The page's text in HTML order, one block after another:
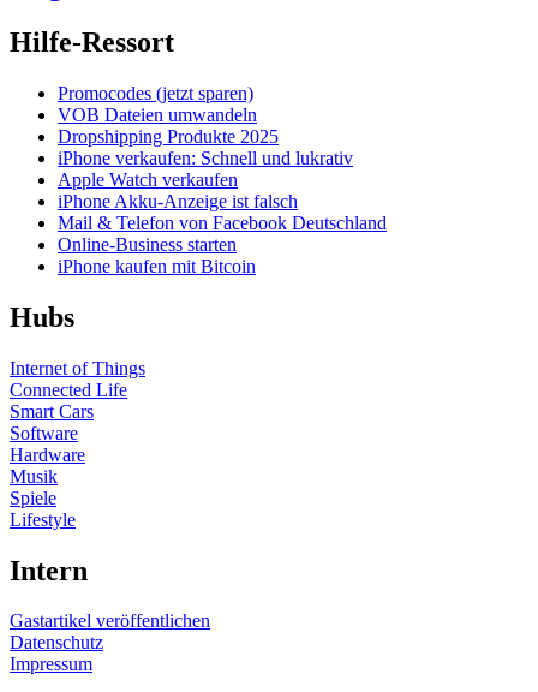
Hilfe-Ressort
Promocodes (jetzt sparen)
VOB Dateien umwandeln
Dropshipping Produkte 2025
iPhone verkaufen: Schnell und lukrativ
Apple Watch verkaufen
iPhone Akku-Anzeige ist falsch
Mail & Telefon von Facebook Deutschland
Online-Business starten
iPhone kaufen mit Bitcoin
Hubs
Internet of Things
Connected Life
Smart Cars
Software
Hardware
Musik
Spiele
Lifestyle
Intern
Gastartikel veröffentlichen
Datenschutz
Impressum